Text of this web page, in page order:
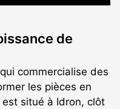
de
commercialise des
les pièces en
situé à Idron, clôt